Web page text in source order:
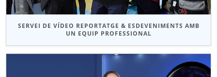
SERVEI DE VÍDEO REPORTATGE & ESDEVENIMENTS AMB
UN EQUIP PROFESSIONAL